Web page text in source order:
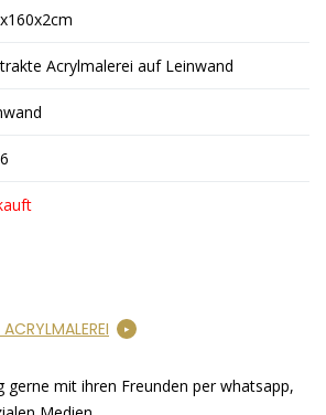
Acrylmalerei auf Leinwand
gerne mit ihren Freunden per whatsapp,